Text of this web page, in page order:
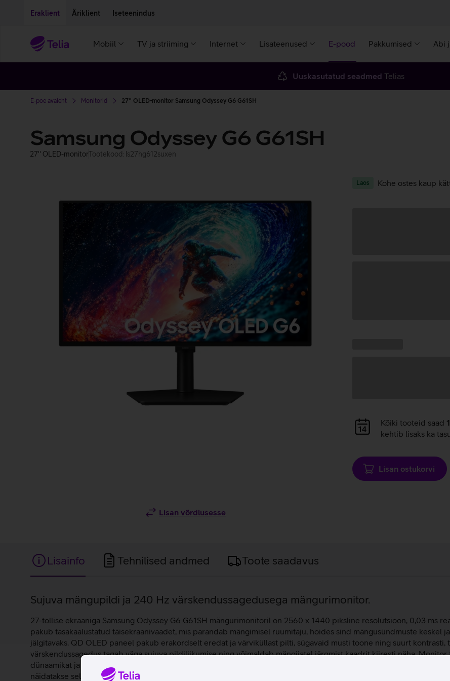
Eraklient Äriklient Iseteenindus
Mobiil TV ja striiming Internet Lisateenused E-pood Pakkumised Abi
Uuskasutatud seadmed Telias
E-poe avaleht Monitorid 27'' OLED-monitor Samsung Odyssey G6 G61SH
Samsung Odyssey G6 G61SH
27'' OLED-monitorTootekood: ls27hg612suxen
Lisan võrdlusesse
Laos Kohe ostes kaup
Andmete
laadimine
Kõiki tooteid saad
kehtib lisaks ka
Lisan ostukorvi
Lisainfo Tehnilised andmed Toote saadavus
Lisainfo
Sujuva mängupildi ja 240 Hz värskendussagedusega mängurimonitor.
27-tollise ekraaniga Samsung Odyssey G6 G61SH mängurimonitoril on 2560 x 1440 piksline resolutsioon, 0,03 ms
pakub tasakaalustatud täisekraanivaadet, mis parandab mängimisel ruumitaju, hoides sind mängusündmuste keskel
jälgitavaks. QD OLED paneel pakub erakordselt eredat ja värviküllast pilti, sügavaid musti toone ning suurt
värskendussagedus tagab väga sujuva pildiliikumise ning võimaldab mängijatel järgmist kaadrit kiiresti näha.
dünaamikat ja värviküllust. Ühenduvus nii HDMI või DisplayPort liidese kaudu tagab, et monitor on igas töökohas
näidatakse sellega ühendatud seadmest infot. See on hädavajalik seade lauaarvuti kasutamiseks ning samuti on